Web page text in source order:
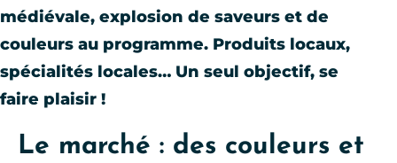
médiévale, explosion de saveurs et de
couleurs au programme. Produits locaux,
spécialités locales… Un seul objectif, se
faire plaisir !
Le marché : des couleurs et